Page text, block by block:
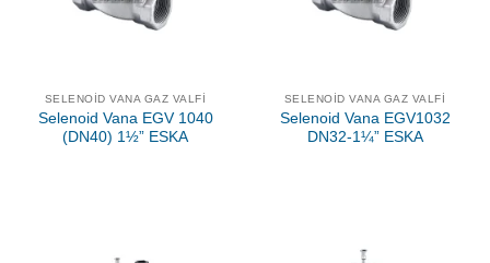
SELENOID VANA GAZ VALFI
Selenoid Vana EGV 1040
(DN40) 1½” ESKA
SELENOID VANA GAZ VALFI
Selenoid Vana EGV1032
DN32-1¼” ESKA